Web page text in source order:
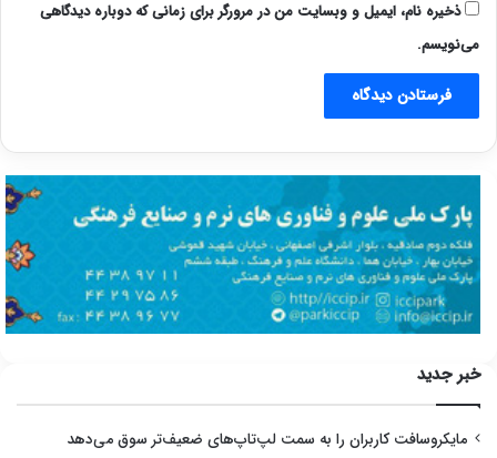
ذخیره نام، ایمیل و وبسایت من در مرورگر برای زمانی که دوباره دیدگاهی
می‌نویسم.
خبر جدید
مایکروسافت کاربران را به سمت لپ‌تاپ‌های ضعیف‌تر سوق می‌دهد